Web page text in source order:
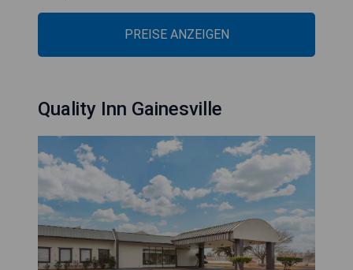
PREISE ANZEIGEN
Quality Inn Gainesville